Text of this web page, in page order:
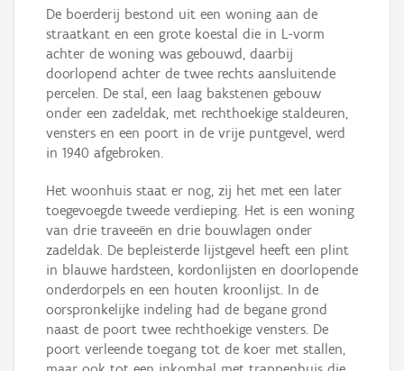
De boerderij bestond uit een woning aan de
straatkant en een grote koestal die in L-vorm
achter de woning was gebouwd, daarbij
doorlopend achter de twee rechts aansluitende
percelen. De stal, een laag bakstenen gebouw
onder een zadeldak, met rechthoekige staldeuren,
vensters en een poort in de vrije puntgevel, werd
in 1940 afgebroken.
Het woonhuis staat er nog, zij het met een later
toegevoegde tweede verdieping. Het is een woning
van drie traveeën en drie bouwlagen onder
zadeldak. De bepleisterde lijstgevel heeft een plint
in blauwe hardsteen, kordonlijsten en doorlopende
onderdorpels en een houten kroonlijst. In de
oorspronkelijke indeling had de begane grond
naast de poort twee rechthoekige vensters. De
poort verleende toegang tot de koer met stallen,